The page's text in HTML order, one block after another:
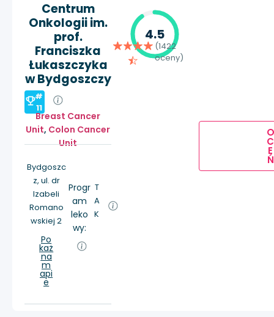
Centrum
Onkologii im.
prof.
Franciszka
Łukaszczyka
w Bydgoszczy
#
11
Breast Cancer
Unit, Colon Cancer
Unit
Bydgoszc
z, ul. dr
Izabeli
Romano
wskiej 2
Po
każ
na
m
api
e
Progr
am
leko
wy:
T
A
K
4.5
(1422
oceny)
O
C
E
Ń